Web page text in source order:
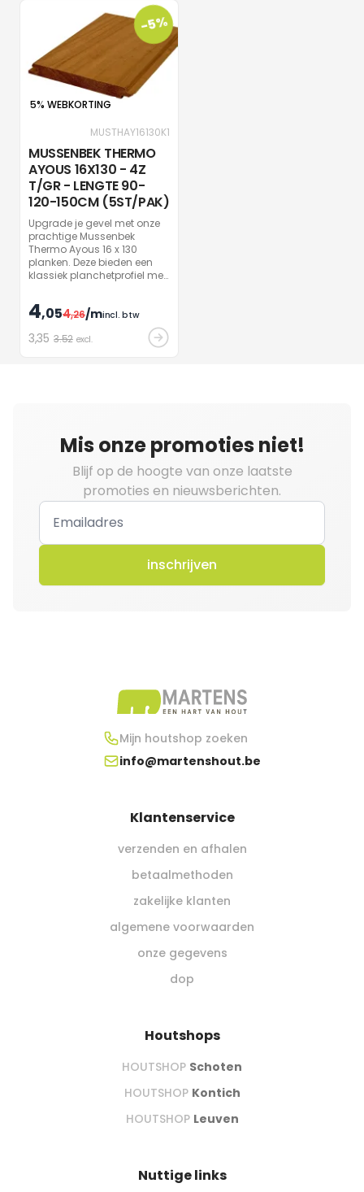
-5%
5% WEBKORTING
MUSTHAY16130K1
MUSSENBEK THERMO
AYOUS 16X130 - 4Z
T/GR - LENGTE 90-
120-150CM (5ST/PAK)
Upgrade je gevel met onze
prachtige Mussenbek
Thermo Ayous 16 x 130
planken. Deze bieden een
klassiek planchetprofiel met
perfect passend geheel.
Lengtematen kunnen licht
tand/groef schaven.
4,054,26/mincl. btw
3,35 3.52 excl.
Mis onze promoties niet!
Blijf op de hoogte van onze laatste
promoties en nieuwsberichten.
inschrijven
Mijn houtshop zoeken
info@martenshout.be
Klantenservice
verzenden en afhalen
betaalmethoden
zakelijke klanten
algemene voorwaarden
onze gegevens
dop
Houtshops
HOUTSHOP Schoten
HOUTSHOP Kontich
HOUTSHOP Leuven
Nuttige links